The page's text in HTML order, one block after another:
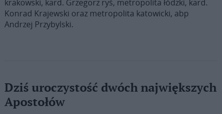
krakowski, kard. Grzegorz ryś, metropolita łódzki, kard.
Konrad Krajewski oraz metropolita katowicki, abp
Andrzej Przybylski.
Dziś uroczystość dwóch największych
Apostołów